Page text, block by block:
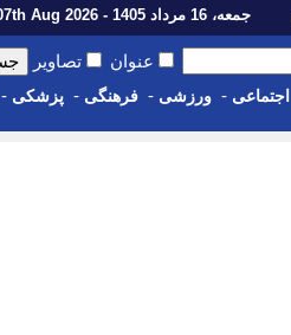
جمعه، 16 مرداد 1405 - Fri, 07th Aug 2026
عنوان تصاویر
اجتماعی - ورزشی - فرهنگی - پزشکی -